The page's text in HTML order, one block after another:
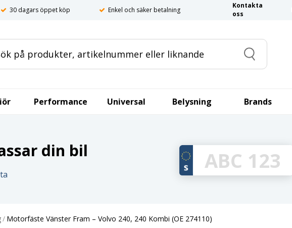
30 dagars öppet köp Enkel och säker betalning
Kontakta
oss
Search
Performance Universal Belysning Brands
din bil
/ Motorfäste Vänster Fram – Volvo 240, 240 Kombi (OE 274110)